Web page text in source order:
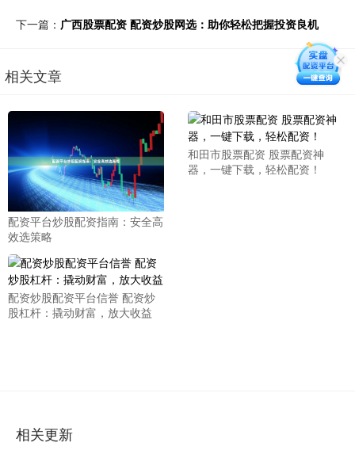
下一篇： 广西股票配资 配资炒股网选：助你轻松把握投资良机
相关文章
配资平台炒股配资指南：安全高
效选策略
和田市股票配资 股票配资神
器，一键下载，轻松配资！
配资炒股配资平台信誉 配资炒
股杠杆：撬动财富，放大收益
相关更新